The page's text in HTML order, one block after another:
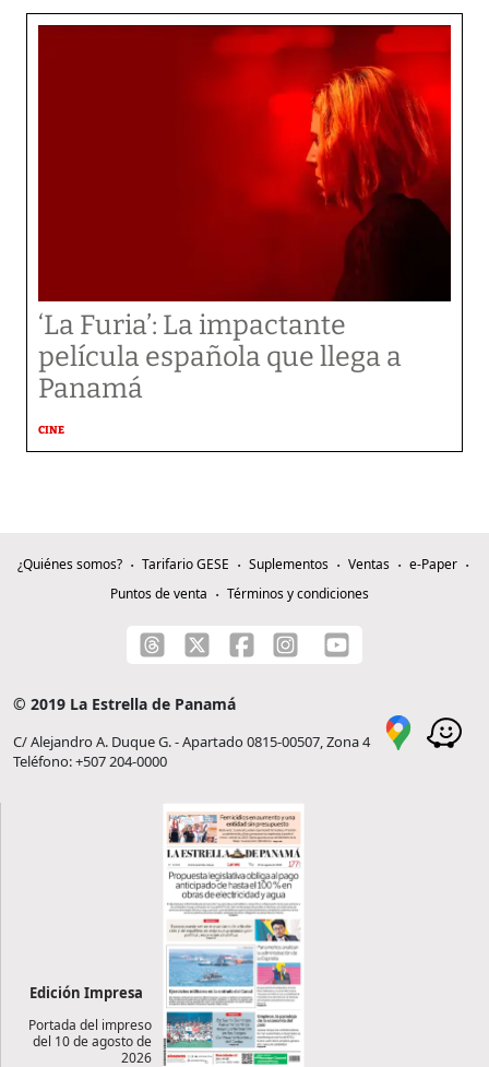
‘La Furia’: La impactante
película española que llega a
Panamá
CINE
¿Quiénes somos? Tarifario GESE Suplementos Ventas
e-Paper
Puntos de venta
Términos y condiciones
© 2019 La Estrella de Panamá
C/ Alejandro A. Duque G. - Apartado 0815-00507, Zona 4
Teléfono: +507 204-0000
Edición Impresa
Portada del impreso
del 10 de agosto de
2026